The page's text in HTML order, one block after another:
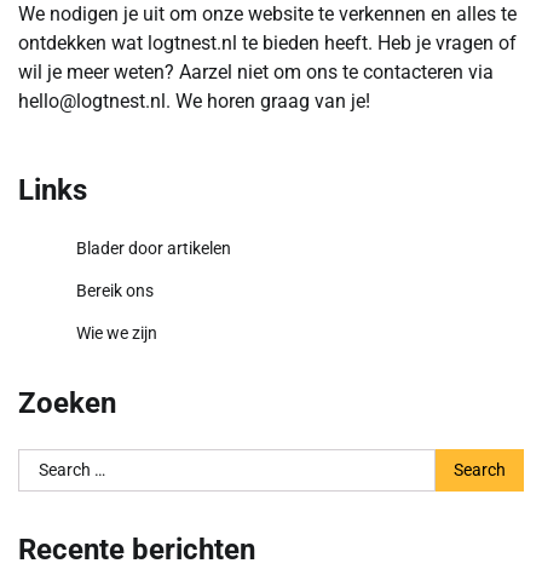
We nodigen je uit om onze website te verkennen en alles te
ontdekken wat logtnest.nl te bieden heeft. Heb je vragen of
wil je meer weten? Aarzel niet om ons te contacteren via
hello@logtnest.nl. We horen graag van je!
Links
Blader door artikelen
Bereik ons
Wie we zijn
Zoeken
Search
for:
Recente berichten